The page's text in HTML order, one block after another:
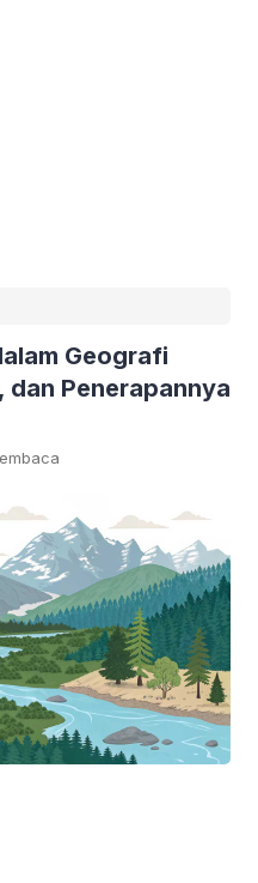
Geografi
dan Penerapannya